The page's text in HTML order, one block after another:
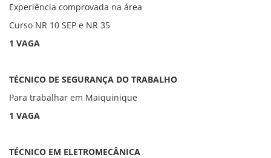
Experiência comprovada na área
Curso NR 10 SEP e NR 35
1 VAGA
TÉCNICO DE SEGURANÇA DO TRABALHO
Para trabalhar em Maiquinique
1 VAGA
TÉCNICO EM ELETROMECÂNICA